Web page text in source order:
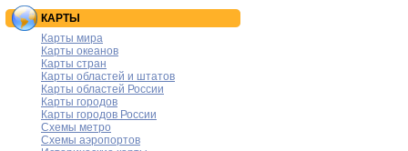
КАРТЫ
Карты мира
Карты океанов
Карты стран
Карты областей и штатов
Карты областей России
Карты городов
Карты городов России
Схемы метро
Схемы аэропортов